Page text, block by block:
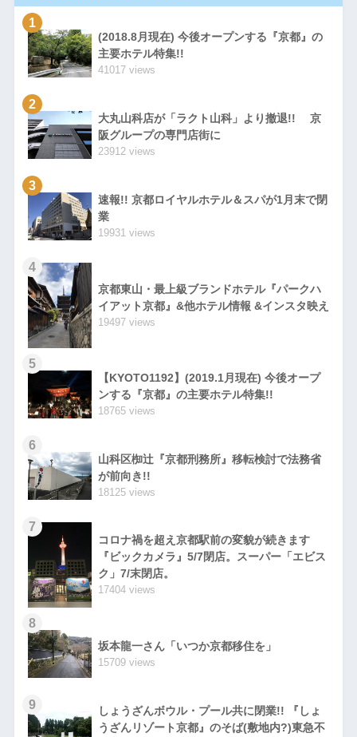
1
(2018.8月現在) 今後オープンする『京都』の
主要ホテル特集!!
41017 views
2
大丸山科店が「ラクト山科」より撤退!! 京
阪グループの専門店街に
23912 views
3
速報!! 京都ロイヤルホテル＆スパが1月末で閉
業
19931 views
4
京都東山・最上級ブランドホテル『パークハ
イアット京都』&他ホテル情報 &インスタ映え
19497 views
5
【KYOTO1192】(2019.1月現在) 今後オープ
ンする『京都』の主要ホテル特集!!
18765 views
6
山科区椥辻『京都刑務所』移転検討で法務省
が前向き!!
18125 views
7
コロナ禍を超え京都駅前の変貌が続きます
『ビックカメラ』5/7閉店。スーパー「エビス
ク」7/末閉店。
17404 views
8
坂本龍一さん「いつか京都移住を」
15709 views
9
しょうざんボウル・プール共に閉業!! 『しょ
うざんリゾート京都』のそば(敷地内?)東急不